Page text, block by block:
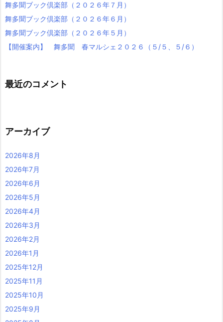
舞多聞ブック倶楽部（２０２６年７月）
舞多聞ブック倶楽部（２０２６年６月）
舞多聞ブック倶楽部（２０２６年５月）
【開催案内】 舞多聞 春マルシェ２０２６（５/５、５/６）
最近のコメント
アーカイブ
2026年8月
2026年7月
2026年6月
2026年5月
2026年4月
2026年3月
2026年2月
2026年1月
2025年12月
2025年11月
2025年10月
2025年9月